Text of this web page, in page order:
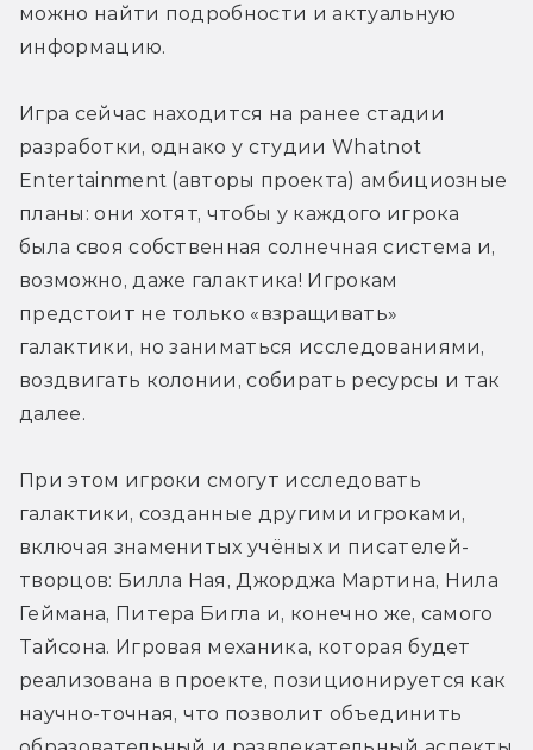
можно найти подробности и актуальную
информацию.
Игра сейчас находится на ранее стадии
разработки, однако у студии Whatnot
Entertainment (авторы проекта) амбициозные
планы: они хотят, чтобы у каждого игрока
была своя собственная солнечная система и,
возможно, даже галактика! Игрокам
предстоит не только «взращивать»
галактики, но заниматься исследованиями,
воздвигать колонии, собирать ресурсы и так
далее.
При этом игроки смогут исследовать
галактики, созданные другими игроками,
включая знаменитых учёных и писателей-
творцов: Билла Ная, Джорджа Мартина, Нила
Геймана, Питера Бигла и, конечно же, самого
Тайсона. Игровая механика, которая будет
реализована в проекте, позиционируется как
научно-точная, что позволит объединить